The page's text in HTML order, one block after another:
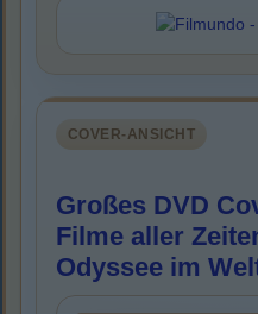
COVER-ANSICHT
Großes DVD
Filme aller
Odyssee im